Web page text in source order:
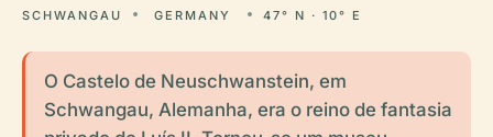
SCHWANGAU GERMANY 47° N · 10° E
O Castelo de Neuschwanstein, em
Schwangau, Alemanha, era o reino de fantasia